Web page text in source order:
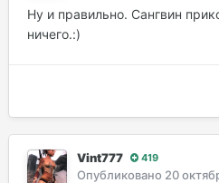
Ну и правильно. Сангвин
ничего.:)
Vint777 419
Опубликовано 20